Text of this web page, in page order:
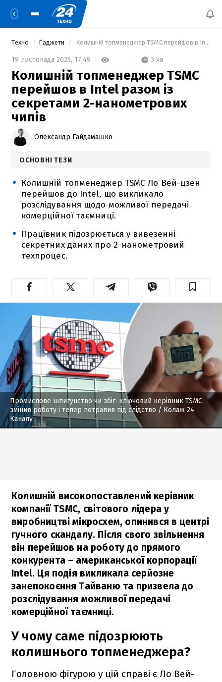
Техно Ґаджети Колишній топменеджер TSMC перейшов в Intel разом із секретами 2-нанометрових чипів
19 листопада 2025, 17:49 3 хв
Колишній топменеджер TSMC
перейшов в Intel разом із
секретами 2-нанометрових
чипів
Олександр Гайдамашко
ОСНОВНІ ТЕЗИ
Колишній топменеджер TSMC Ло Вей-цзен
перейшов до Intel, що викликало
розслідування щодо можливої передачі
комерційної таємниці.
Працівник підозрюється у вивезенні
секретних даних про 2-нанометровий
техпроцес.
Промислове шпигунство чи збіг: ключовий керівник TSMC
змінив роботу і тепер потрапив під слідство / Колаж 24
Каналу
Колишній високопоставлений керівник
компанії TSMC, світового лідера у
виробництві мікросхем, опинився в центрі
гучного скандалу. Після свого звільнення
він перейшов на роботу до прямого
конкурента – американської корпорації
Intel. Ця подія викликала серйозне
занепокоєння Тайваню та призвела до
розслідування можливої передачі
комерційної таємниці.
У чому саме підозрюють
колишнього топменеджера?
Головною фігурою у цій справі є Ло Вей-